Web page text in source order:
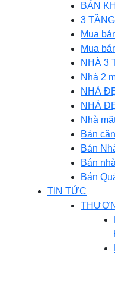
BÁN
3
Mua
Mua
NHÀ 3
Nhà 2
NHÀ
NHÀ
Nhà
Bán
Bán
Bán
Bán
TIN TỨC